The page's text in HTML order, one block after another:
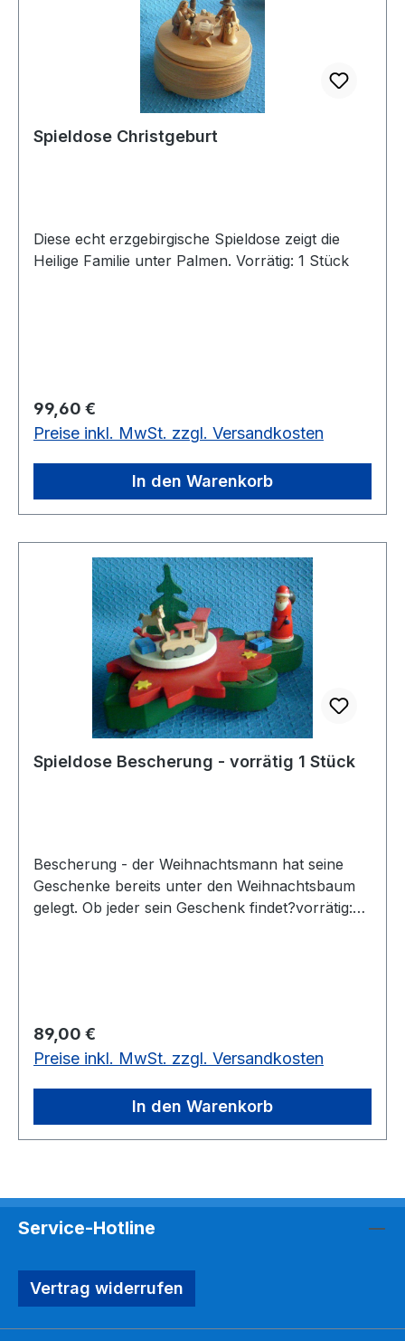
Spieldose Christgeburt
Diese echt erzgebirgische Spieldose zeigt die
Heilige Familie unter Palmen. Vorrätig: 1 Stück
Regulärer Preis:
99,60 €
Preise inkl. MwSt. zzgl. Versandkosten
In den Warenkorb
Spieldose Bescherung - vorrätig 1 Stück
Bescherung - der Weihnachtsmann hat seine
Geschenke bereits unter den Weihnachtsbaum
gelegt. Ob jeder sein Geschenk findet?vorrätig:
Regulärer Preis:
89,00 €
Preise inkl. MwSt. zzgl. Versandkosten
In den Warenkorb
Service-Hotline
Vertrag widerrufen